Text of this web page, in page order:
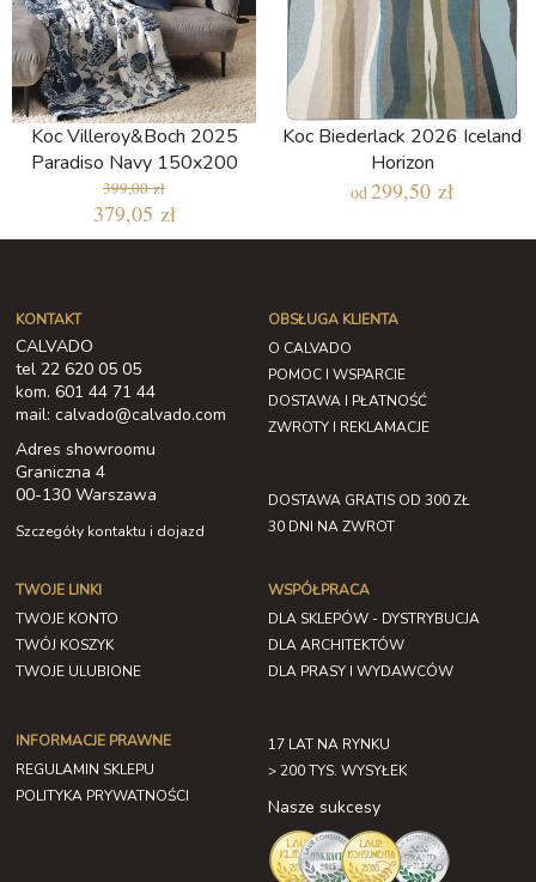
Koc Villeroy&Boch 2025
Paradiso Navy 150x200
399,00 zł
379,05 zł
Koc Biederlack 2026 Iceland
Horizon
od299,50 zł
KONTAKT
CALVADO
tel 22 620 05 05
kom. 601 44 71 44
mail: calvado@calvado.com
Adres showroomu
Graniczna 4
00-130 Warszawa
Szczegóły kontaktu i dojazd
OBSŁUGA KLIENTA
O CALVADO
POMOC I WSPARCIE
DOSTAWA I PŁATNOŚĆ
ZWROTY I REKLAMACJE
DOSTAWA GRATIS OD 300 ZŁ
30 DNI NA ZWROT
TWOJE LINKI
TWOJE KONTO
TWÓJ KOSZYK
TWOJE ULUBIONE
INFORMACJE PRAWNE
REGULAMIN SKLEPU
POLITYKA PRYWATNOŚCI
WSPÓŁPRACA
DLA SKLEPÓW - DYSTRYBUCJA
DLA ARCHITEKTÓW
DLA PRASY I WYDAWCÓW
17 LAT NA RYNKU
> 200 TYS. WYSYŁEK
Nasze sukcesy